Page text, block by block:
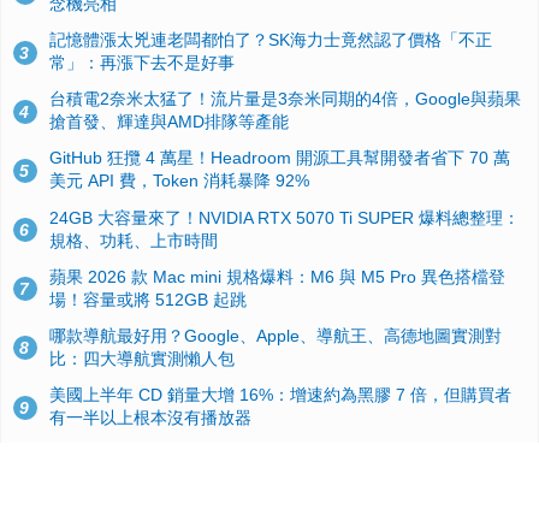
3
記憶體漲太兇連老闆都怕了？SK海力士竟然認了價格「不正
常」：再漲下去不是好事
4
台積電2奈米太猛了！流片量是3奈米同期的4倍，Google與蘋果
搶首發、輝達與AMD排隊等產能
5
GitHub 狂攬 4 萬星！Headroom 開源工具幫開發者省下 70 萬
美元 API 費，Token 消耗暴降 92%
6
24GB 大容量來了！NVIDIA RTX 5070 Ti SUPER 爆料總整理：
規格、功耗、上市時間
7
蘋果 2026 款 Mac mini 規格爆料：M6 與 M5 Pro 異色搭檔登
場！容量或將 512GB 起跳
8
哪款導航最好用？Google、Apple、導航王、高德地圖實測對
比：四大導航實測懶人包
9
美國上半年 CD 銷量大增 16%：增速約為黑膠 7 倍，但購買者
有一半以上根本沒有播放器